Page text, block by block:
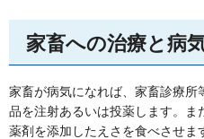
家畜への治療と病
家畜が病気になれば、家畜診療
品を注射あるいは投薬します。ま
薬剤を添加したえさを食べさせま